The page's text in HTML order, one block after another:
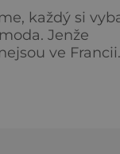
každý si
Jenže
ve Francii
katedrálou,